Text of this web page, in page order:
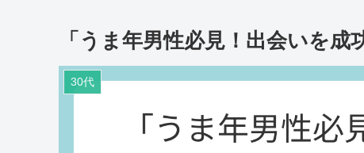
「うま年男性必見！出会いを成
30代